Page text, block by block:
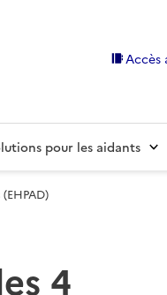
Accès
pour les aidants
4